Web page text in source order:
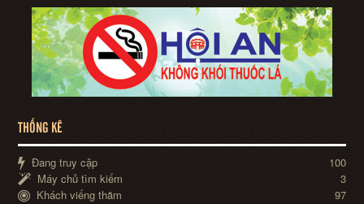
THỐNG KÊ
Đang truy cập
100
Máy chủ tìm kiếm
3
Khách viếng thăm
97